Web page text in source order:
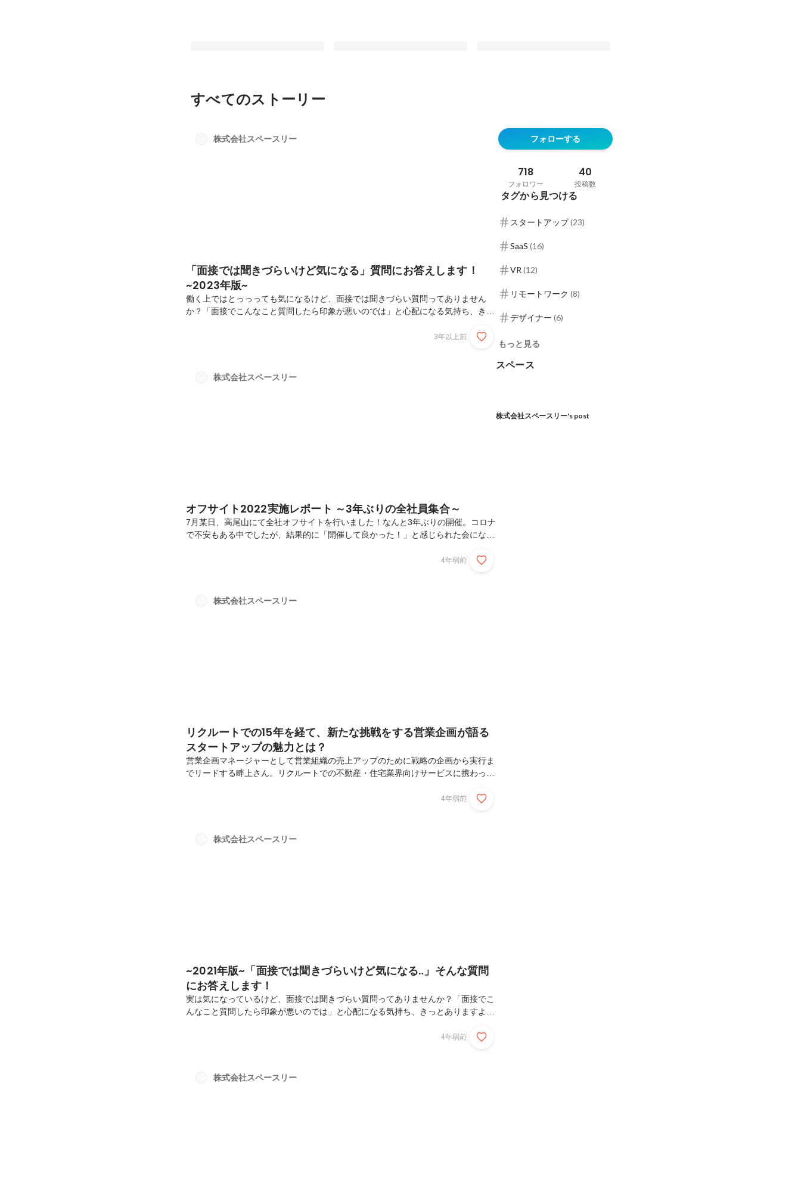
最新順で表示
トアップの魅力とは？
最新順で表示
すべてのストーリー
株式会社スペースリー
「面接では聞きづらいけど気になる」質問にお答えします！
~2023年版~
働く上ではとっっっても気になるけど、面接では聞きづらい質問ってありません
か？「面接でこんなこと質問したら印象が悪いのでは」と心配になる気持ち、きっ
で、「面接の場では聞きづらそうな質問」と「実際によく聞かれる質問」をHRの
人も参考にしていただけたら嬉しいです。※お互いに理解・納得した上で入社して
3年以上前
株式会社スペースリー
オフサイト2022実施レポート ～3年ぶりの全社員集合～
7月某日、高尾山にて全社オフサイトを行いました！なんと3年ぶりの開催。コロナ
で不安もある中でしたが、結果的に「開催して良かった！」と感じられた会になり
が当日の様子をたくさんの写真を混ぜながらお伝えしていきます。企画背景や実施
レイ。おしゃれ空間でした！）タカオネスタッフの皆さん、改めてありがとうござ
4年弱前
株式会社スペースリー
リクルートでの15年を経て、新たな挑戦をする営業企画が語る
スタートアップの魅力とは？
営業企画マネージャーとして営業組織の売上アップのために戦略の企画から実行ま
でリードする畔上さん。リクルートでの不動産・住宅業界向けサービスに携わった
ンラインインタビューをしました！※この記事は2022年8月に作成されたものをリ
SaaSの領域にて営業・営業企画・事業開発などを約15年担当。2021年12月にスペ
4年弱前
株式会社スペースリー
~2021年版~「面接では聞きづらいけど気になる‥」そんな質問
にお答えします！
実は気になっているけど、面接では聞きづらい質問ってありませんか？「面接でこ
んなこと質問したら印象が悪いのでは」と心配になる気持ち、きっとありますよ
何でも遠慮なく質問どうぞ！！と本気で思ってます！でも質問しづらいこともある
(@ayoan_0121）が12個まとめてお答えします！今スペースリーの選考を受けてい
4年弱前
株式会社スペースリー
フォローする
718
フォロワー
40
投稿数
タグから見つける
スタートアップ(23)
SaaS (16)
VR (12)
リモートワーク (8)
デザイナー (6)
もっと見る
スペース
株式会社スペースリー's post